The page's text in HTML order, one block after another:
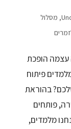
, מסלול
עצמה הופכת
פיתוח
בהוראת
פותחים
מלמדים,